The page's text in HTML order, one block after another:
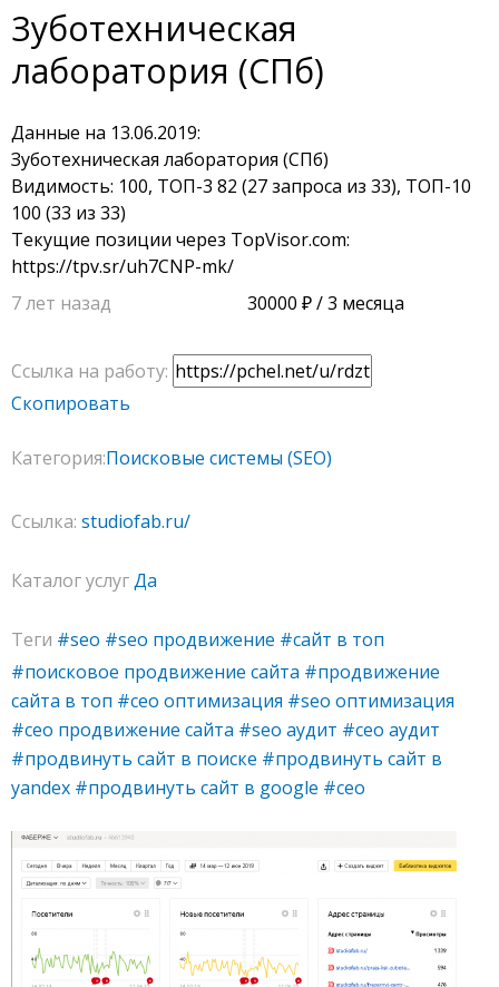
Зуботехническая
лаборатория (СПб)
Данные на 13.06.2019:
Зуботехническая лаборатория (СПб)
Видимость: 100, ТОП-3 82 (27 запроса из 33), ТОП-10
100 (33 из 33)
Текущие позиции через TopVisor.com:
https://tpv.sr/uh7CNP-mk/
7 лет назад
30000 / 3 месяца
Ссылка на работу:
Скопировать
Категория:Поисковые системы (SEO)
Ссылка: studiofab.ru/
Каталог услугДа
Теги #seo #seo продвижение #сайт в топ
#поисковое продвижение сайта #продвижение
сайта в топ #сео оптимизация #seo оптимизация
#сео продвижение сайта #seo аудит #сео аудит
#продвинуть сайт в поиске #продвинуть сайт в
yandex #продвинуть сайт в google #сео